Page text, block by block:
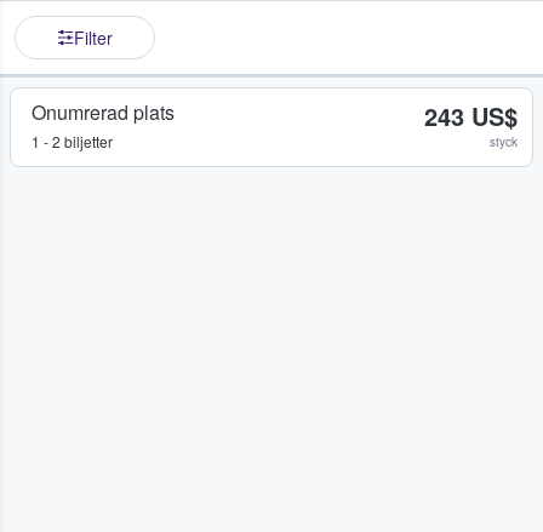
Filter
Onumrerad plats
1 - 2 biljetter
243 US$
styck